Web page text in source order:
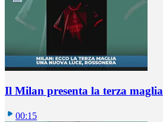
Il Milan presenta la terza maglia
00:15